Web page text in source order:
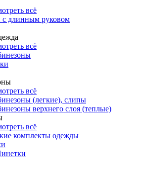
всё
с длинным руковом
всё
всё
(легкие), слипы
верхнего слоя (теплые)
всё
комплекты одежды